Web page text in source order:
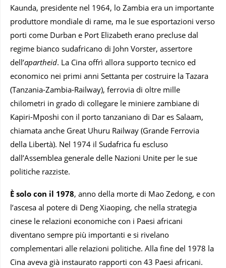
Kaunda, presidente nel 1964, lo Zambia era un importante
produttore mondiale di rame, ma le sue esportazioni verso
porti come Durban e Port Elizabeth erano precluse dal
regime bianco sudafricano di John Vorster, assertore
dell’apartheid. La Cina offrì allora supporto tecnico ed
economico nei primi anni Settanta per costruire la Tazara
(Tanzania-Zambia-Railway), ferrovia di oltre mille
chilometri in grado di collegare le miniere zambiane di
Kapiri-Mposhi con il porto tanzaniano di Dar es Salaam,
chiamata anche Great Uhuru Railway (Grande Ferrovia
della Libertà). Nel 1974 il Sudafrica fu escluso
dall’Assemblea generale delle Nazioni Unite per le sue
politiche razziste.
È solo con il 1978, anno della morte di Mao Zedong, e con
l’ascesa al potere di Deng Xiaoping, che nella strategia
cinese le relazioni economiche con i Paesi africani
diventano sempre più importanti e si rivelano
complementari alle relazioni politiche. Alla fine del 1978 la
Cina aveva già instaurato rapporti con 43 Paesi africani.